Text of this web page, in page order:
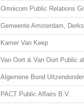
Omnicom Public Relations
Gemeente Amsterdam,
Kamer Van Keep
Van Oort & Van Oort Public
Algemene Bond
PACT Public Affairs B.V.